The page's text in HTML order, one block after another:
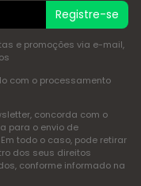
Registre-se
e promoções via e-mail,
com o processamento
concorda com o
para o envio de
todo o caso, pode retirar
dos seus direitos
conforme informado na